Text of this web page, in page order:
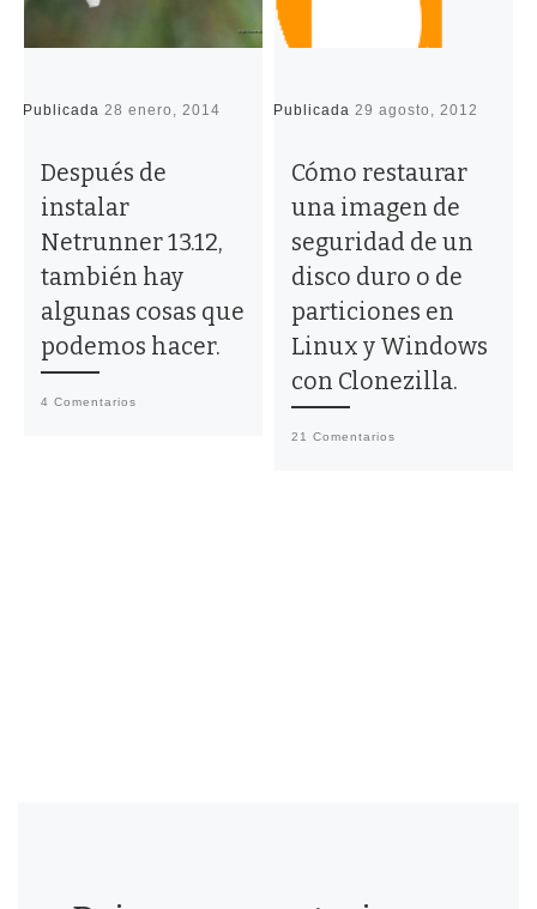
Publicada 28 enero, 2014
Después de
instalar
Netrunner 13.12,
también hay
algunas cosas que
podemos hacer.
4 Comentarios
Publicada 29 agosto, 2012
Cómo restaurar
una imagen de
seguridad de un
disco duro o de
particiones en
Linux y Windows
con Clonezilla.
21 Comentarios